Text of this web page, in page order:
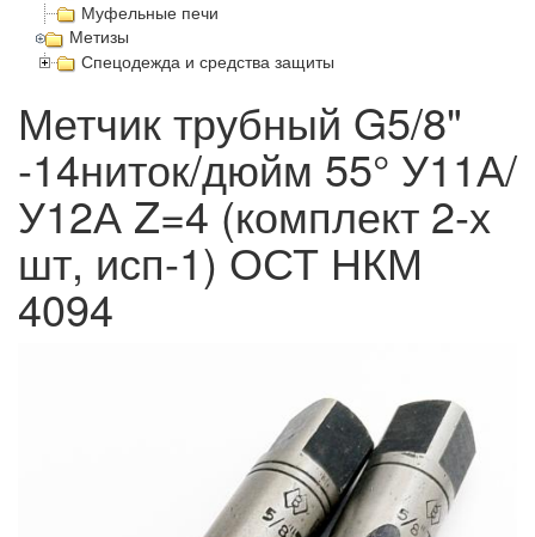
Муфельные печи
Метизы
Спецодежда и средства защиты
Метчик трубный G5/8"
-14ниток/дюйм 55° У11А/
У12А Z=4 (комплект 2-х
шт, исп-1) ОСТ НКМ
4094